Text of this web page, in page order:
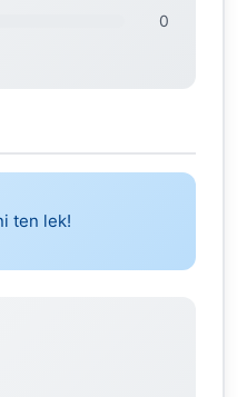
0
ten lek!